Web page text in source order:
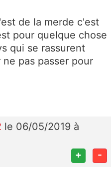
de la merde c'est
pour quelque chose
qui se rassurent
pas passer pour
le 06/05/2019 à
+ -